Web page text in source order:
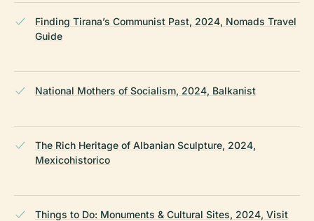
Finding Tirana’s Communist Past, 2024, Nomads Travel
Guide
National Mothers of Socialism, 2024, Balkanist
The Rich Heritage of Albanian Sculpture, 2024,
Mexicohistorico
Things to Do: Monuments & Cultural Sites, 2024, Visit